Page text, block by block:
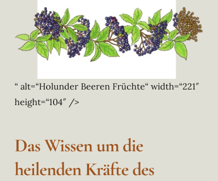
“ alt=“Holunder Beeren Früchte“ width=“221″
height=“104″ />
Das Wissen um die
heilenden Kräfte des